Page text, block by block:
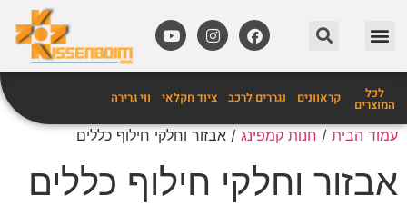
לכל
המוצרים קראוונים נגררים לרכב ציוד חקלאי ווי גרירה
עמוד הבית / חנות קמפינג / אבזור וחלקי חילוף כללים
אבזור וחלקי חילוף כללים